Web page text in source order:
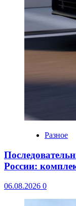
Разное
России:
06.08.2026 0